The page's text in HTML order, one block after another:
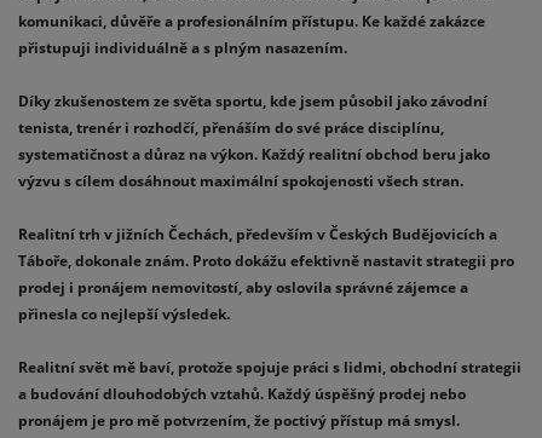
komunikaci, důvěře a profesionálním přístupu. Ke každé zakázce
přistupuji individuálně a s plným nasazením.
Díky zkušenostem ze světa sportu, kde jsem působil jako závodní
tenista, trenér i rozhodčí, přenáším do své práce disciplínu,
systematičnost a důraz na výkon. Každý realitní obchod beru jako
výzvu s cílem dosáhnout maximální spokojenosti všech stran.
Realitní trh v jižních Čechách, především v Českých Budějovicích a
Táboře, dokonale znám. Proto dokážu efektivně nastavit strategii pro
prodej i pronájem nemovitostí, aby oslovila správné zájemce a
přinesla co nejlepší výsledek.
Realitní svět mě baví, protože spojuje práci s lidmi, obchodní strategii
a budování dlouhodobých vztahů. Každý úspěšný prodej nebo
pronájem je pro mě potvrzením, že poctivý přístup má smysl.